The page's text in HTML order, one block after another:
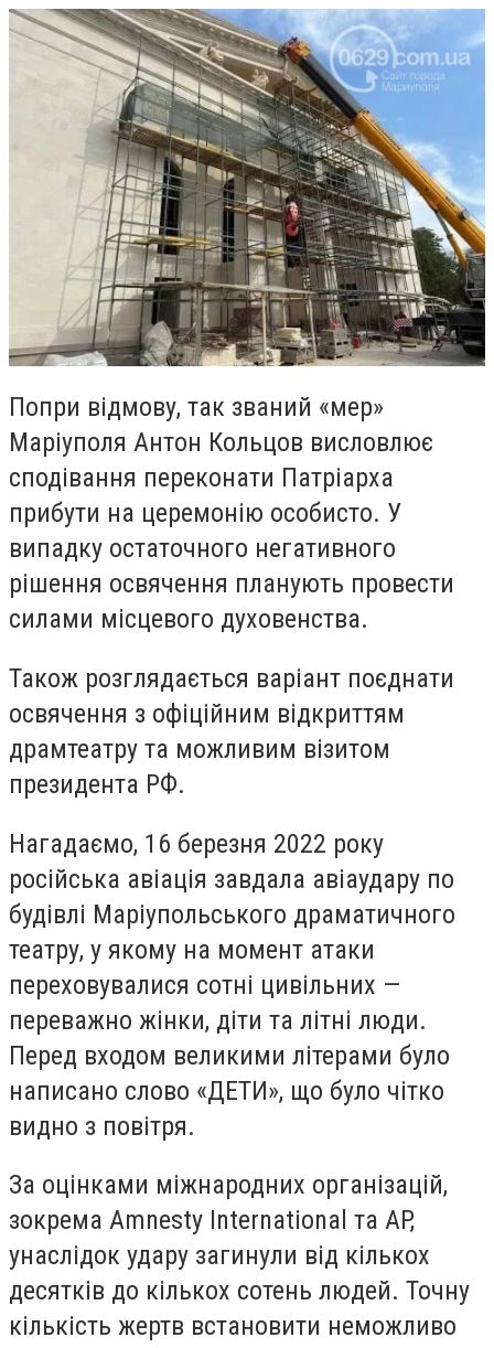
Попри відмову, так званий «мер»
Маріуполя Антон Кольцов висловлює
сподівання переконати Патріарха
прибути на церемонію особисто. У
випадку остаточного негативного
рішення освячення планують провести
силами місцевого духовенства.
Також розглядається варіант поєднати
освячення з офіційним відкриттям
драмтеатру та можливим візитом
президента РФ.
Нагадаємо, 16 березня 2022 року
російська авіація завдала авіаудару по
будівлі Маріупольського драматичного
театру, у якому на момент атаки
переховувалися сотні цивільних —
переважно жінки, діти та літні люди.
Перед входом великими літерами було
написано слово «ДЕТИ», що було чітко
видно з повітря.
За оцінками міжнародних організацій,
зокрема Amnesty International та AP,
унаслідок удару загинули від кількох
десятків до кількох сотень людей. Точну
кількість жертв встановити неможливо